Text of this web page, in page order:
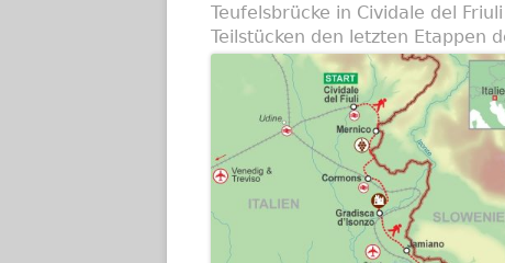
Teufelsbrücke in Cividale del
Teilstücken den letzten Etappen